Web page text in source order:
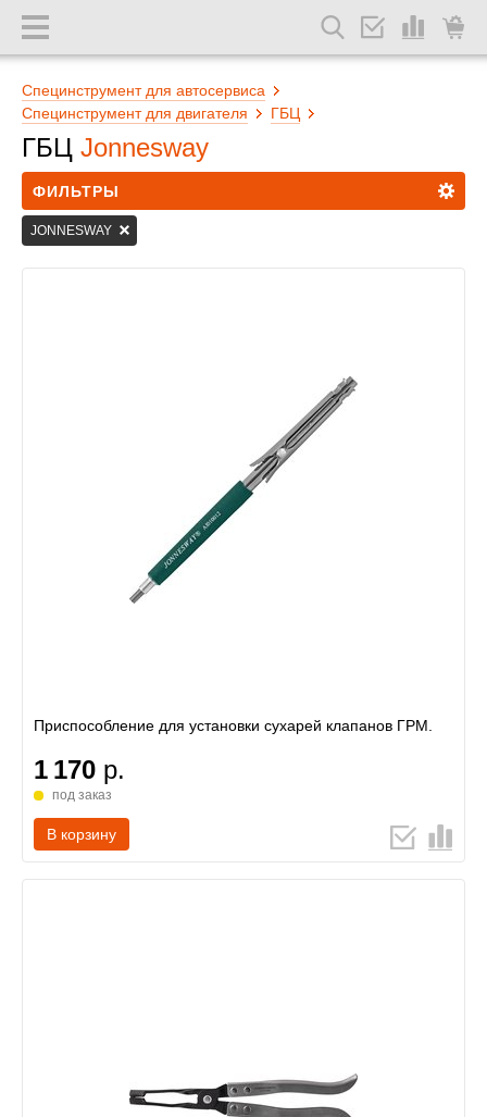
Специнструмент для автосервиса
Специнструмент для двигателя
ГБЦ
ГБЦ Jonnesway
ФИЛЬТРЫ
JONNESWAY
Приспособление для установки сухарей клапанов ГРМ.
1 170 р.
под заказ
В корзину